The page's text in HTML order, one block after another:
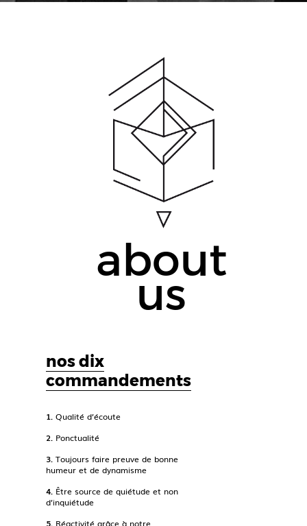
about
us
nos dix
commandements
1. Qualité d’écoute
2. Ponctualité
3. Toujours faire preuve de bonne
humeur et de dynamisme
4. Être source de quiétude et non
d’inquiétude
5. Réactivité grâce à notre